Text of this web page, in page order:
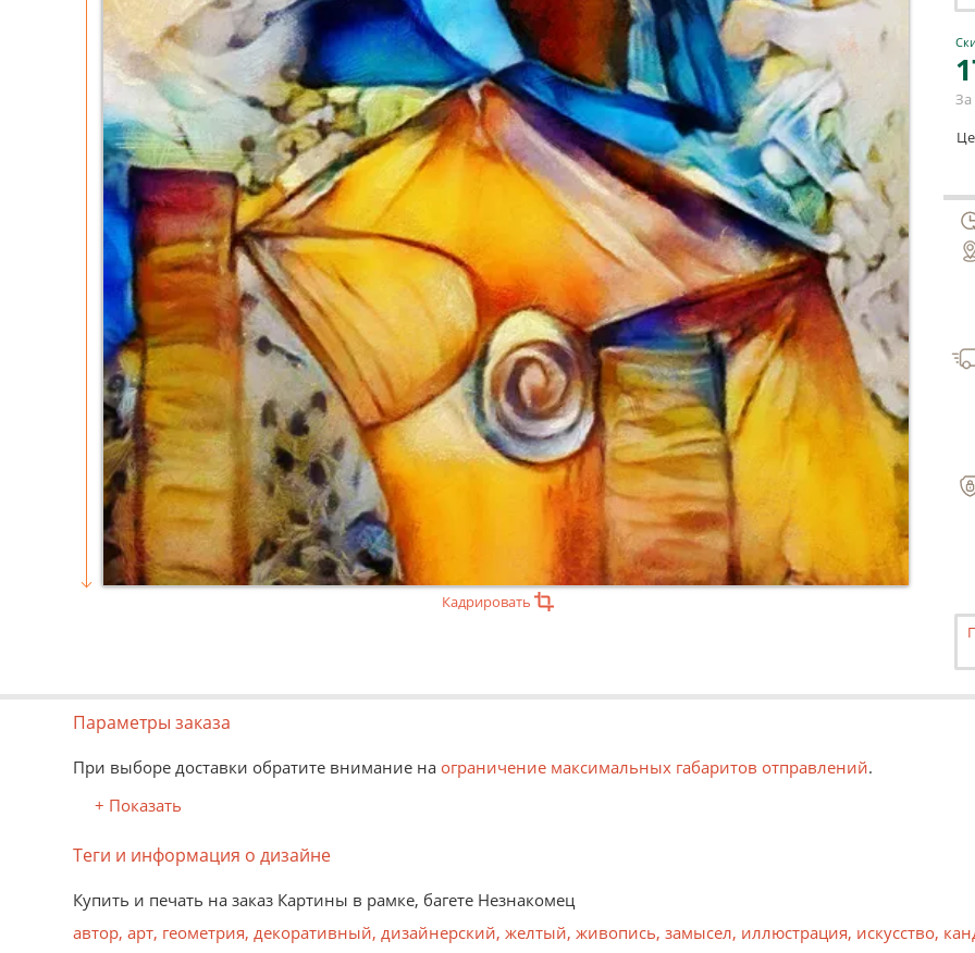
Кадрировать
За
Параметры заказа
При выборе доставки обратите внимание на ограничение максимальных габаритов отправлений.
+ Показать
Теги и информация о дизайне
Купить и печать на заказ Картины в рамке, багете Незнакомец
автор, арт, геометрия, декоративный, дизайнерский, желтый, живопись, замысел, иллюстрация, искусство,